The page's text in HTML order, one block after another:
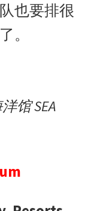
也要排很
。
馆 SEA